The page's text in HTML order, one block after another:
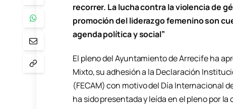
recorrer. La lucha contra la violencia de
promoción del liderazgo femenino son
agenda política y social”
El pleno del Ayuntamiento de Arrecife ha
Mixto, su adhesión a la Declaración
(FECAM) con motivo del Día Internacional
ha sido presentada y leída en el pleno por